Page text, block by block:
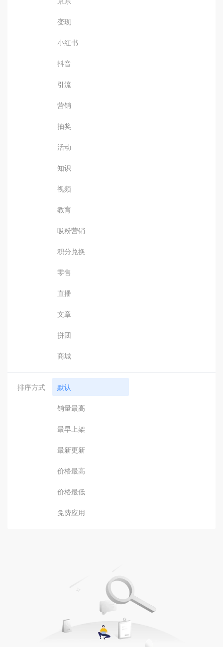
变现
小红书
抖音
引流
营销
抽奖
活动
知识
视频
教育
吸粉营销
积分兑换
零售
直播
文章
拼团
商城
排序方式 默认
销量最高
最早上架
最新更新
价格最高
价格最低
免费应用